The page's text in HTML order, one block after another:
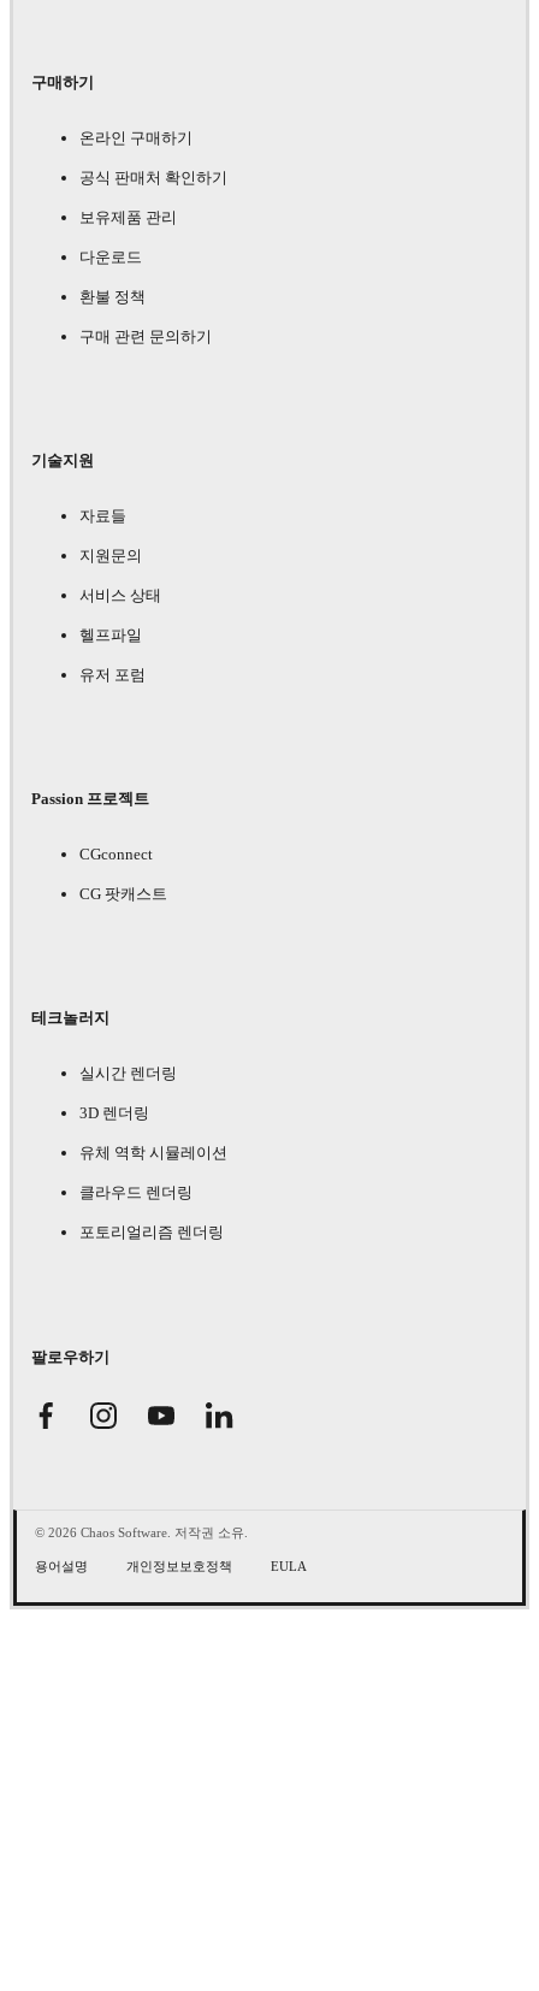
구매하기
온라인 구매하기
공식 판매처 확인하기
보유제품 관리
다운로드
환불 정책
구매 관련 문의하기
기술지원
자료들
지원문의
서비스 상태
헬프파일
유저 포럼
Passion 프로젝트
CGconnect
CG 팟캐스트
테크놀러지
실시간 렌더링
3D 렌더링
유체 역학 시뮬레이션
클라우드 렌더링
포토리얼리즘 렌더링
팔로우하기
© 2026 Chaos Software. 저작권 소유.
용어설명 개인정보보호정책 EULA